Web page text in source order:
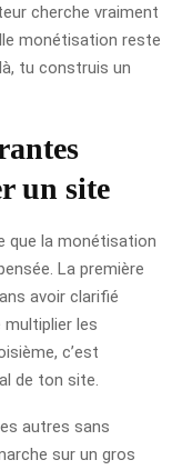
cherche vraiment
monétisation reste
tu construis un
un site
que la monétisation
La première
avoir clarifié
multiplier les
c’est
de ton site.
autres sans
sur un gros